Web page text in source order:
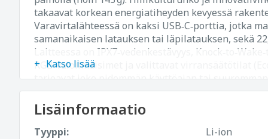
takaavat korkean energiatiheyden kevyessä
Varavirtalähteessä on kaksi USB‑C‑porttia, jotka
samanaikaisen latauksen tai läpilatauksen, sekä
Laitteessa on IPX7‑vedenkestävyys,
RGB‑valoilmaisimet ja valittavat virransäätötilat
tarjoavat joko pidemmän käyttöajan tai
Ihanteellinen älypuhelimien, tablettien,
USB‑laitteiden turvalliseen lataamiseen, sisältäen
ylijännitettä ja lämpötilapoikkeamia vastaan.
NB10000 Gen4 ja latauskaapeli rannelenkillä.
Katso lisää
Lisäinformaatio
Tyyppi:
Li-ion